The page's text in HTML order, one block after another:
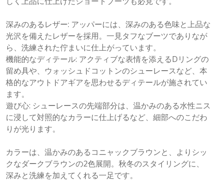
深みのあるレザー: アッパーには、深みのある色味と上品な
光沢を備えたレザーを採用。一見タフなブーツでありなが
ら、洗練された佇まいに仕上がっています。
機能的なディテール: アクティブな表情を添えるDリングの
留め具や、ウォッシュドコットンのシューレースなど、本
格的なアウトドアギアを思わせるディテールが施されてい
ます。
遊び心: シューレースの先端部分は、温かみのある水性ニス
に浸して対照的なカラーに仕上げるなど、細部へのこだわ
りが光ります。
カラーは、温かみのあるコニャックブラウンと、よりシッ
クなダークブラウンの2色展開。秋冬のスタイリングに、
深みと洗練を加えてくれる一足です。